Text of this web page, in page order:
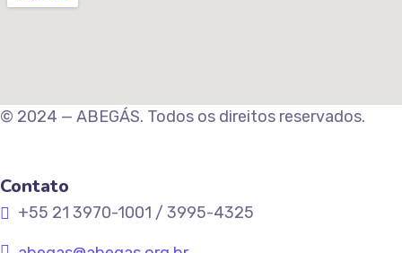
© 2024 — ABEGÁS. Todos os direitos reservados.
Contato
+55 21 3970-1001 / 3995-4325